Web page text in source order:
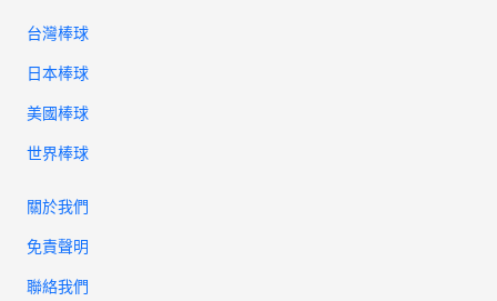
台灣棒球
日本棒球
美國棒球
世界棒球
關於我們
免責聲明
聯絡我們